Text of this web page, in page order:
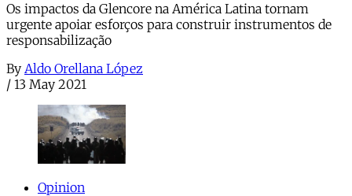
Os impactos da Glencore na América Latina tornam
urgente apoiar esforços para construir instrumentos de
responsabilização
By Aldo Orellana López
/ 13 May 2021
Opinion